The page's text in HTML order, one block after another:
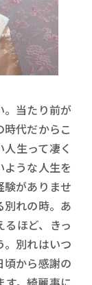
。当たり前が
代だからこ
生って凄く
うな人生を
験がありませ
別れの時。あ
ほど、きっ
。別れはいつ
頃から感謝の